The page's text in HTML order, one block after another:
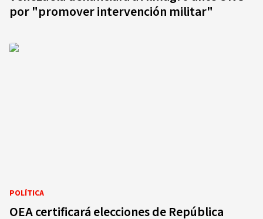
por "promover intervención militar"
POLÍTICA
OEA certificará elecciones de República